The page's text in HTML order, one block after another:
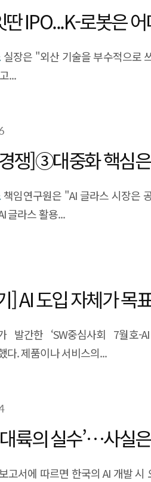
IPO...K-로봇은
실장은 "외산 기술을 부수적으로
...
쟁]③대중화 핵심
책임연구원은 "AI 글라스 시장은
글라스 활용...
AI 도입 자체가 목
발간한 ‘SW중심사회 7월호
다. 제품이나 서비스의...
륙의 실수’…사실
고서에 따르면 한국의 AI 개발